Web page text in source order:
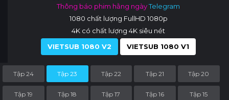
Thông báo phim hằng ngàyTelegram
1080 chất lượng FullHD 1080p
4K có chất lượng 4K siêu nét
VIETSUB 1080 V2
VIETSUB 1080 V1
Tập 24 Tập 23 Tập 22 Tập 21 Tập 20
Tập 19 Tập 18 Tập 17 Tập 16 Tập 15